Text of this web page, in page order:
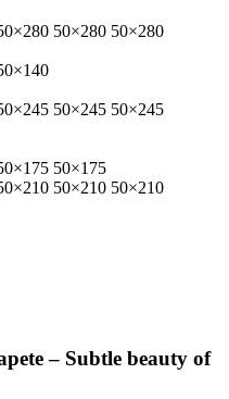
50×280 50×280
50×245 50×245
50×175
50×210 50×210
– Subtle beauty of